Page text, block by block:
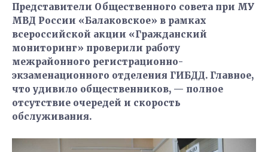
Представители Общественного совета при МУ
МВД России «Балаковское» в рамках
всероссийской акции «Гражданский
мониторинг» проверили работу
межрайонного регистрационно-
экзаменационного отделения ГИБДД. Главное,
что удивило общественников, — полное
отсутствие очередей и скорость
обслуживания.